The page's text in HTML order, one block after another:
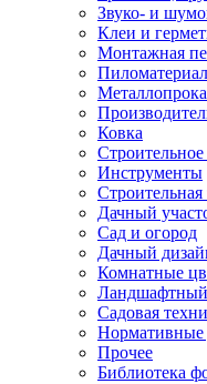
Звуко- и
Клеи и
Монтажная
Ковка
Инструменты
Дачный
Сад и огород
Дачный
Комнатные
Ландшафтный
Садовая
Нормативные
Прочее
Библиотека